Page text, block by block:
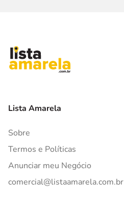
Lista Amarela
Sobre
Termos e Políticas
Anunciar meu Negócio
comercial@listaamarela.com.br